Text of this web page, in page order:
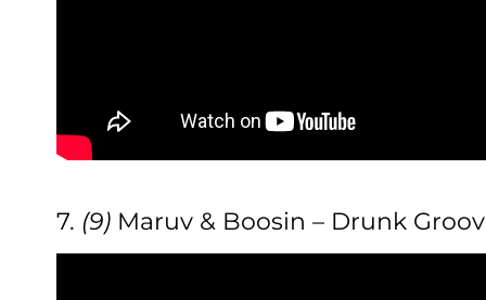
7. (9) Maruv & Boosin – Drunk